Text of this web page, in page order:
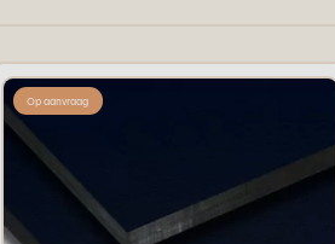
Op aanvraag